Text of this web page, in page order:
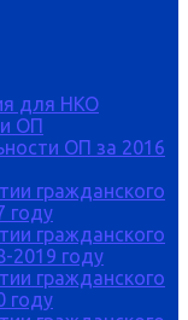
для НКО
ОП
ОП за 2016
гражданского
году
гражданского
2019 году
гражданского
году